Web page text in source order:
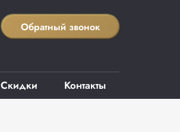
Обратный звонок
Скидки Контакты